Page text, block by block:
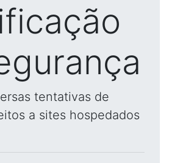
tentativas de
a sites hospedados